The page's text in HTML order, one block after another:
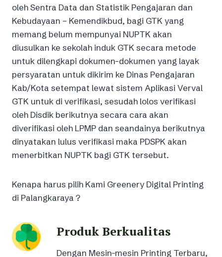
oleh Sentra Data dan Statistik Pengajaran dan
Kebudayaan – Kemendikbud, bagi GTK yang
memang belum mempunyai NUPTK akan
diusulkan ke sekolah induk GTK secara metode
untuk dilengkapi dokumen-dokumen yang layak
persyaratan untuk dikirim ke Dinas Pengajaran
Kab/Kota setempat lewat sistem Aplikasi Verval
GTK untuk di verifikasi, sesudah lolos verifikasi
oleh Disdik berikutnya secara cara akan
diverifikasi oleh LPMP dan seandainya berikutnya
dinyatakan lulus verifikasi maka PDSPK akan
menerbitkan NUPTK bagi GTK tersebut.
Kenapa harus pilih Kami Greenery Digital Printing
di Palangkaraya ?
Produk Berkualitas
Dengan Mesin-mesin Printing Terbaru,